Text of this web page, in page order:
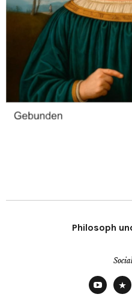
Philosoph